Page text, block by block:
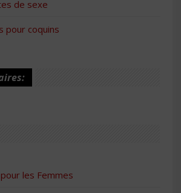
de sexe
pour coquins
les Femmes